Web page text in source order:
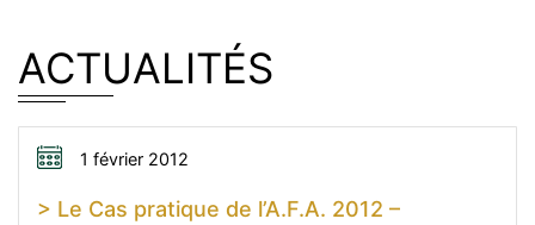
ACTUALITÉS
1 février 2012
> Le Cas pratique de l’A.F.A. 2012 –